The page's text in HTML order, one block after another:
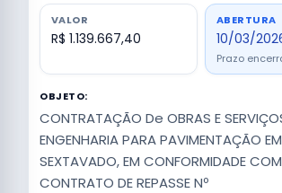
VALOR
R$ 1.139.667,40
ABERTURA
10/03/
Prazo
OBJETO:
CONTRATAÇÃO De OBRAS E
ENGENHARIA PARA PAVIMENTAÇÃO
SEXTAVADO, EM CONFORMIDADE
CONTRATO DE REPASSE Nº